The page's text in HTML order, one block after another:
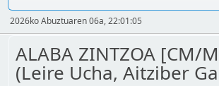
2026ko Abuztuaren 06a, 22:01:05
ALABA ZINTZOA [CM/
(Leire Ucha, Aitziber